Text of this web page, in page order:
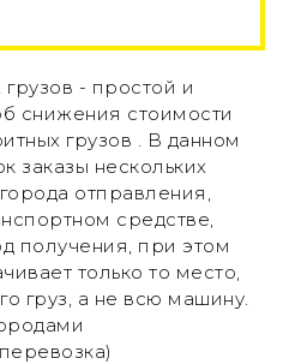
- простой и
снижения стоимости
грузов . В данном
заказы нескольких
отправления,
средстве,
получения, при этом
только то место,
груз, а не всю машину.